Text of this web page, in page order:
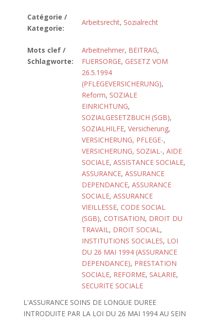
Catégorie /
Kategorie:
Arbeitsrecht, Sozialrecht
Mots clef /
Schlagworte:
Arbeitnehmer, BEITRAG,
FUERSORGE, GESETZ VOM
26.5.1994
(PFLEGEVERSICHERUNG),
Reform, SOZIALE
EINRICHTUNG,
SOZIALGESETZBUCH (SGB),
SOZIALHILFE, Versicherung,
VERSICHERUNG, PFLEGE-,
VERSICHERUNG, SOZIAL-, AIDE
SOCIALE, ASSISTANCE SOCIALE,
ASSURANCE, ASSURANCE
DEPENDANCE, ASSURANCE
SOCIALE, ASSURANCE
VIEILLESSE, CODE SOCIAL
(SGB), COTISATION, DROIT DU
TRAVAIL, DROIT SOCIAL,
INSTITUTIONS SOCIALES, LOI
DU 26 MAI 1994 (ASSURANCE
DEPENDANCE), PRESTATION
SOCIALE, REFORME, SALARIE,
SECURITE SOCIALE
L'ASSURANCE SOINS DE LONGUE DUREE
INTRODUITE PAR LA LOI DU 26 MAI 1994 AU SEIN